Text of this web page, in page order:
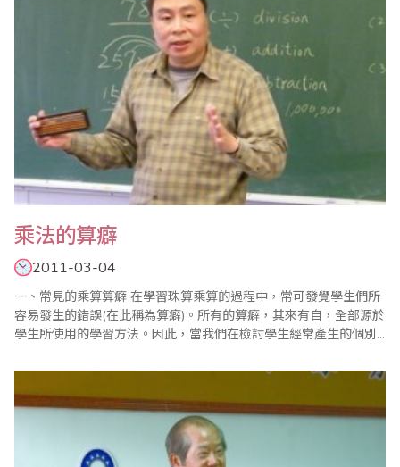
乘法的算癖
2011-03-04
一、常見的乘算算癖 在學習珠算乘算的過程中，常可發覺學生們所
容易發生的錯誤(在此稱為算癖)。所有的算癖，其來有自，全部源於
學生所使用的學習方法。因此，當我們在檢討學生經常產生的個別
並提昇學習的效能。 1、計算答數少於或多於正確答數，且誤差數
字較多位。此類算癖並非由於加減算的算癖而產生的答數誤差。比
如說..